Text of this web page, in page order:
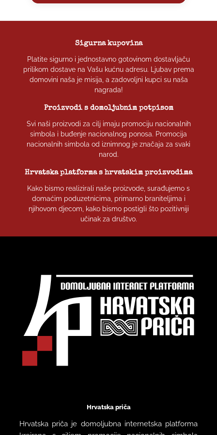
Sigurna kupovina
Platite sigurno i jednostavno gotovinom dostavljaču
prilikom dostave na Vašu kućnu adresu. Ljubav prema
domovini naša je misija, a zadovoljni kupci su naša
nagrada!
Proizvodi s domoljubnim potpisom
Svi naši proizvodi za cilj imaju promociju nacionalnih
simbola i buđenje nacionalnog ponosa. Promocija
nacionalnih simbola od iznimnog je značaja za svaki
narod.
Hrvatska platforma s hrvatskim proizvodima
Kako bismo realizirali naše proizvode, surađujemo s
domaćim poduzetnicima, primarno braniteljima i
njihovom djecom, kako bismo postigli što pozitivniji
učinak za društvo.
Hrvatska priča
Hrvatska priča je domoljubna internetska platforma